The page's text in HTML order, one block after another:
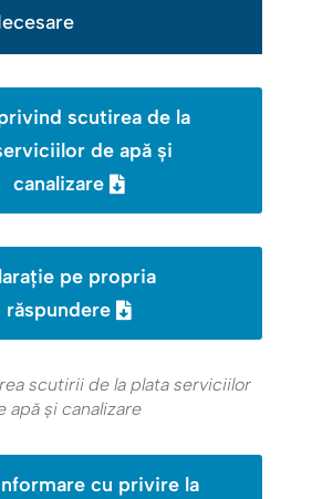
scutirea de la
de apă şi
canalizare
pe propria
răspundere
scutirii de la plata serviciilor
apă şi canalizare
cu privire la